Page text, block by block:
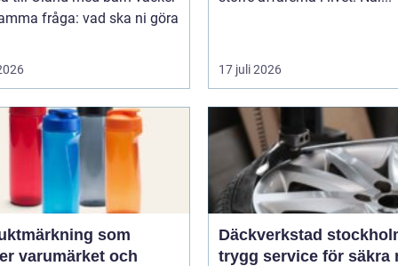
fråga: vad ska ni göra
17 juli 2026
som
varumärket och
Däckverkstad
trygg service för säkra